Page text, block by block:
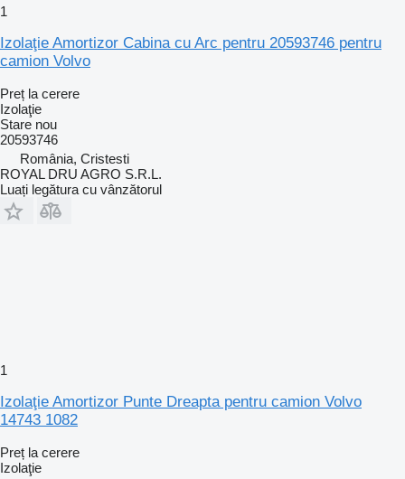
1
Izolaţie Amortizor Cabina cu Arc pentru 20593746 pentru
camion Volvo
Preț la cerere
Izolaţie
Stare nou
20593746
România, Cristesti
ROYAL DRU AGRO S.R.L.
Luați legătura cu vânzătorul
1
Izolaţie Amortizor Punte Dreapta pentru camion Volvo
14743 1082
Preț la cerere
Izolaţie